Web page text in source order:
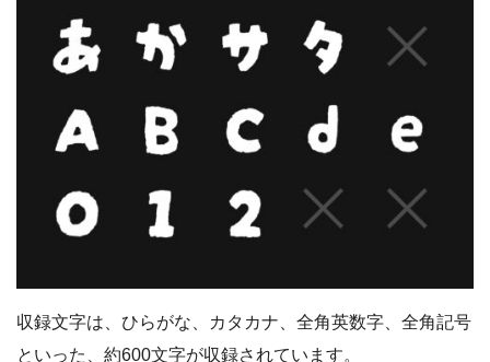
収録文字は、ひらがな、カタカナ、全角英数字、全角記号
といった、約600文字が収録されています。